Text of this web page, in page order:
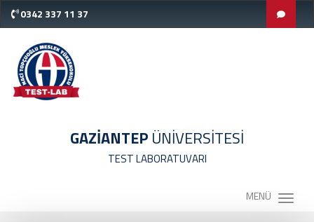
0342 337 11 37
GAZİANTEP ÜNİVERSİTESİ
TEST LABORATUVARI
MENÜ